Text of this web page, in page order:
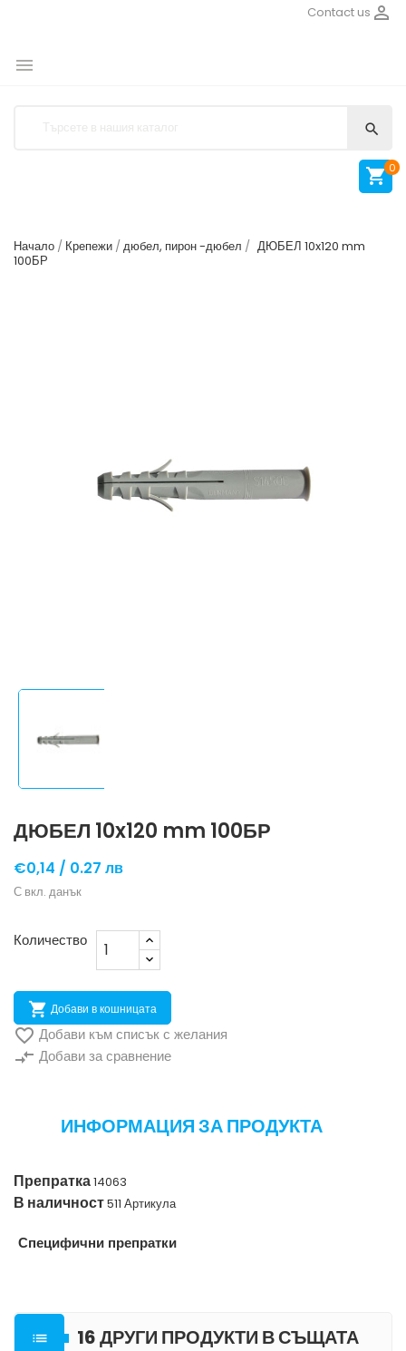

Contact us


 0
Начало Крепежи дюбел, пирон -дюбел
ДЮБЕЛ 10x120 mm
100БР
ДЮБЕЛ 10x120 mm 100БР
€0,14 / 0.27 лв
С вкл. данък
Количество
 Добави в кошницата
 Добави към списък с желания
compare_arrows Добави за сравнение
ИНФОРМАЦИЯ ЗА ПРОДУКТА
Препратка14063
В наличност511 Артикула
Специфични препратки

16 ДРУГИ ПРОДУКТИ В СЪЩАТА